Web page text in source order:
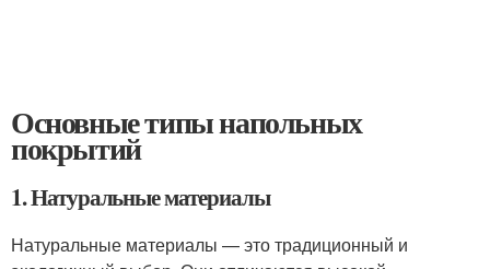
Основные типы напольных
покрытий
1. Натуральные материалы
Натуральные материалы — это традиционный и